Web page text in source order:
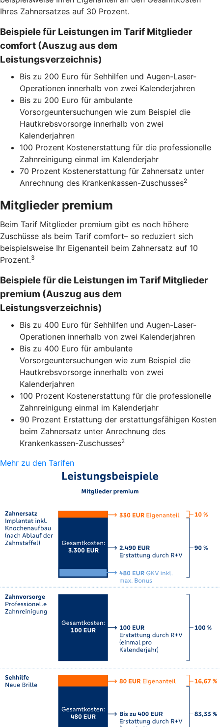
Ihres Zahnersatzes auf 30 Prozent.
Beispiele für Leistungen im Tarif Mitglieder
comfort (Auszug aus dem
Leistungsverzeichnis)
Bis zu 200 Euro für Sehhilfen und Augen-Laser-
Operationen innerhalb von zwei Kalenderjahren
Bis zu 200 Euro für ambulante
Vorsorgeuntersuchungen wie zum Beispiel die
Hautkrebsvorsorge innerhalb von zwei
Kalenderjahren
100 Prozent Kostenerstattung für die professionelle
Zahnreinigung einmal im Kalenderjahr
70 Prozent Kostenerstattung für Zahnersatz unter
Anrechnung des Krankenkassen-Zuschusses2
Mitglieder premium
Beim Tarif Mitglieder premium gibt es noch höhere
Zuschüsse als beim Tarif comfort– so reduziert sich
beispielsweise Ihr Eigenanteil beim Zahnersatz auf 10
Prozent.3
Beispiele für die Leistungen im Tarif Mitglieder
premium (Auszug aus dem
Leistungsverzeichnis)
Bis zu 400 Euro für Sehhilfen und Augen-Laser-
Operationen innerhalb von zwei Kalenderjahren
Bis zu 400 Euro für ambulante
Vorsorgeuntersuchungen wie zum Beispiel die
Hautkrebsvorsorge innerhalb von zwei
Kalenderjahren
100 Prozent Kostenerstattung für die professionelle
Zahnreinigung einmal im Kalenderjahr
90 Prozent Erstattung der erstattungsfähigen Kosten
beim Zahnersatz unter Anrechnung des
Krankenkassen-Zuschusses2
Mehr zu den Tarifen